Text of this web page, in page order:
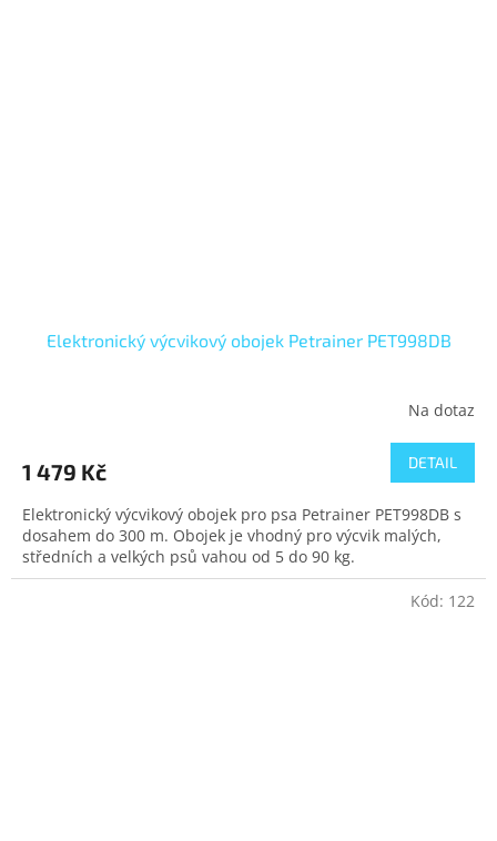
Elektronický výcvikový obojek Petrainer PET998DB
Na dotaz
1 479 Kč DETAIL
Elektronický výcvikový obojek pro psa Petrainer PET998DB s
dosahem do 300 m. Obojek je vhodný pro výcvik malých,
středních a velkých psů vahou od 5 do 90 kg.
Kód: 122